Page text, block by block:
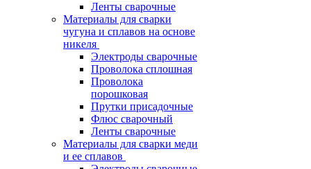
Ленты сварочные
Материалы для сварки
чугуна и сплавов на основе
никеля
Электроды сварочные
Проволока сплошная
Проволока
порошковая
Прутки присадочные
Флюс сварочный
Ленты сварочные
Материалы для сварки меди
и ее сплавов